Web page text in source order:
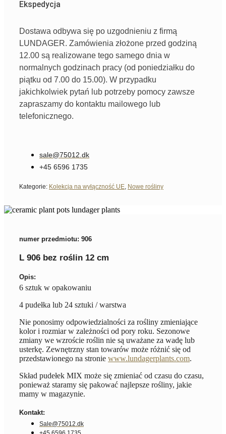
Ekspedycja
Dostawa odbywa się po uzgodnieniu z firmą
LUNDAGER. Zamówienia złożone przed godziną
12.00 są realizowane tego samego dnia w
normalnych godzinach pracy (od poniedziałku do
piątku od 7.00 do 15.00). W przypadku
jakichkolwiek pytań lub potrzeby pomocy zawsze
zapraszamy do kontaktu mailowego lub
telefonicznego.
sale@75012.dk
+45 6596 1735
Kategorie: Kolekcja na wyłączność UE Nowe rośliny
numer przedmiotu: 906
L 906 bez roślin 12 cm
Opis:
6 sztuk w opakowaniu
4 pudełka lub 24 sztuki / warstwa
Nie ponosimy odpowiedzialności za rośliny zmieniające
kolor i rozmiar w zależności od pory roku. Sezonowe
zmiany we wzroście roślin nie są uważane za wadę lub
usterkę. Zewnętrzny stan towarów może różnić się od
przedstawionego na stronie www.lundagerplants.com.
Skład pudełek MIX może się zmieniać od czasu do czasu,
ponieważ staramy się pakować najlepsze rośliny, jakie
mamy w magazynie.
Kontakt:
Sale@75012.dk